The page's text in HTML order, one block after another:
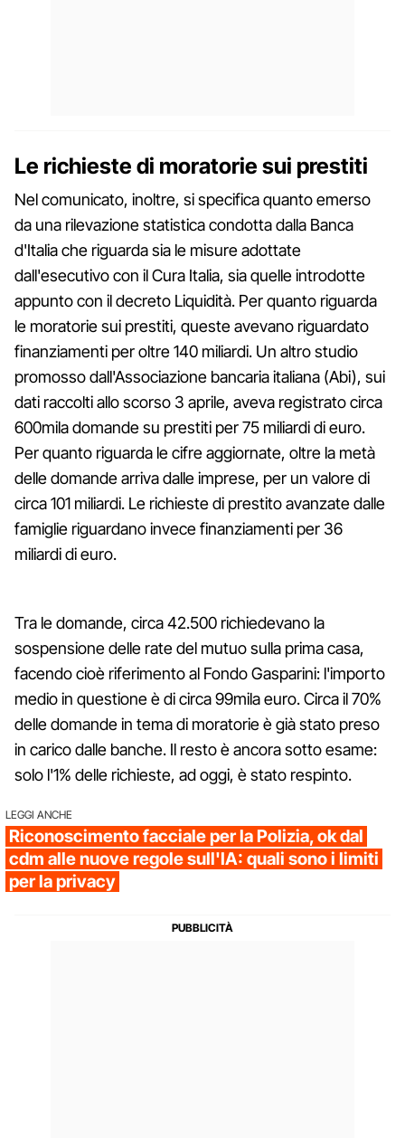
Le richieste di moratorie sui prestiti
Nel comunicato, inoltre, si specifica quanto emerso
da una rilevazione statistica condotta dalla Banca
d'Italia che riguarda sia le misure adottate
dall'esecutivo con il Cura Italia, sia quelle introdotte
appunto con il decreto Liquidità. Per quanto riguarda
le moratorie sui prestiti, queste avevano riguardato
finanziamenti per oltre 140 miliardi. Un altro studio
promosso dall'Associazione bancaria italiana (Abi), sui
dati raccolti allo scorso 3 aprile, aveva registrato circa
600mila domande su prestiti per 75 miliardi di euro.
Per quanto riguarda le cifre aggiornate, oltre la metà
delle domande arriva dalle imprese, per un valore di
circa 101 miliardi. Le richieste di prestito avanzate dalle
famiglie riguardano invece finanziamenti per 36
miliardi di euro.
Tra le domande, circa 42.500 richiedevano la
sospensione delle rate del mutuo sulla prima casa,
facendo cioè riferimento al Fondo Gasparini: l'importo
medio in questione è di circa 99mila euro. Circa il 70%
delle domande in tema di moratorie è già stato preso
in carico dalle banche. Il resto è ancora sotto esame:
solo l'1% delle richieste, ad oggi, è stato respinto.
LEGGI ANCHE
Riconoscimento facciale per la Polizia, ok dal
cdm alle nuove regole sull'IA: quali sono i limiti
per la privacy